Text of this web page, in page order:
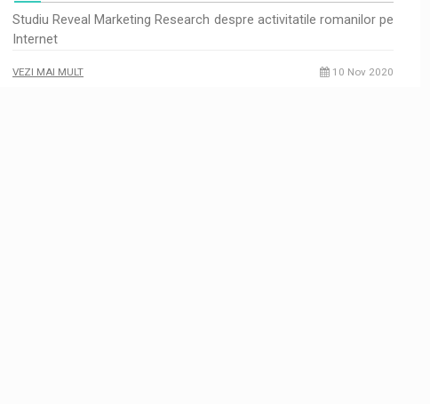
Studiu Reveal Marketing Research despre activitatile romanilor pe
Internet
VEZI MAI MULT 10 Nov 2020